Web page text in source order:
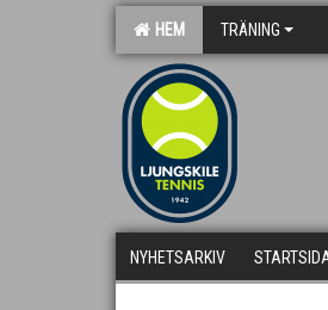
HEM TRÄNING
NYHETSARKIV